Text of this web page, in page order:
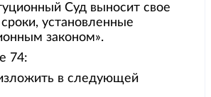
Суд выносит свое
установленные
законом».
74:
в следующей